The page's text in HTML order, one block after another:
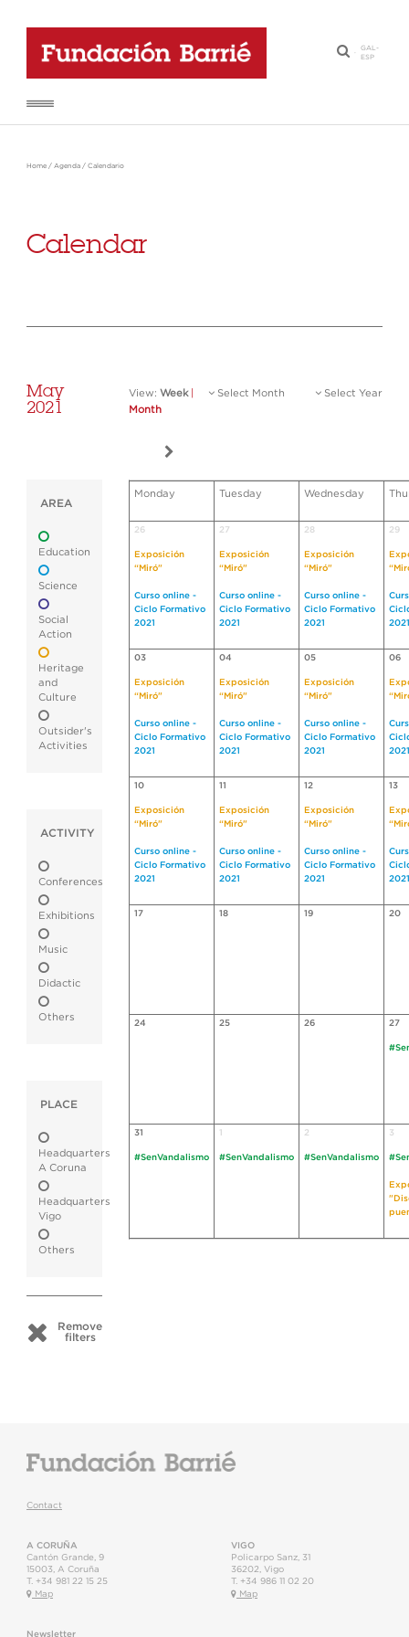
·
GAL-
ESP
Home / Agenda / Calendario
Calendar
May
2021
View: Week
Month
Select Month Select Year
AREA
Education
Science
Social
Action
Heritage
and
Culture
Outsider's
Activities
ACTIVITY
Conferences
Exhibitions
Music
Didactic
Others
PLACE
Headquarters
A Coruna
Headquarters
Vigo
Others
Remove
filters
Monday Tuesday Wednesday
26
Exposición
“Miró"
Curso online -
Ciclo Formativo
2021
27
Exposición
“Miró"
Curso online -
Ciclo Formativo
2021
28
Exposición
“Miró"
Curso online -
Ciclo Formativo
2021
29
2021
03
Exposición
“Miró"
Curso online -
Ciclo Formativo
2021
04
Exposición
“Miró"
Curso online -
Ciclo Formativo
2021
05
Exposición
“Miró"
Curso online -
Ciclo Formativo
2021
06
2021
10
Exposición
“Miró"
Curso online -
Ciclo Formativo
2021
11
Exposición
“Miró"
Curso online -
Ciclo Formativo
2021
12
Exposición
“Miró"
Curso online -
Ciclo Formativo
2021
13
2021
17 18 19 20
24 25 26 27
31
#SenVandalismo #SenVandalismo
2
#SenVandalismo
3
Contact
A CORUÑA
Cantón Grande, 9
15003
A Coruña
T. +34 981 22 15 25
Map
VIGO
Policarpo Sanz, 31
36202 Vigo
T. +34 986 11 02 20
Map
Newsletter